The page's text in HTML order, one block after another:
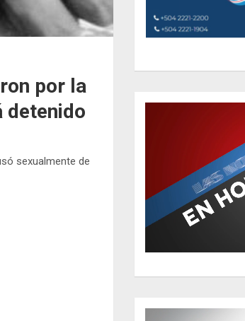
por la
detenido
sexualmente de